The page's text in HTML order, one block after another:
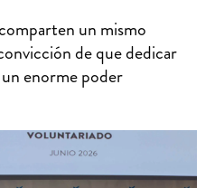
un mismo
de que dedicar
enorme poder